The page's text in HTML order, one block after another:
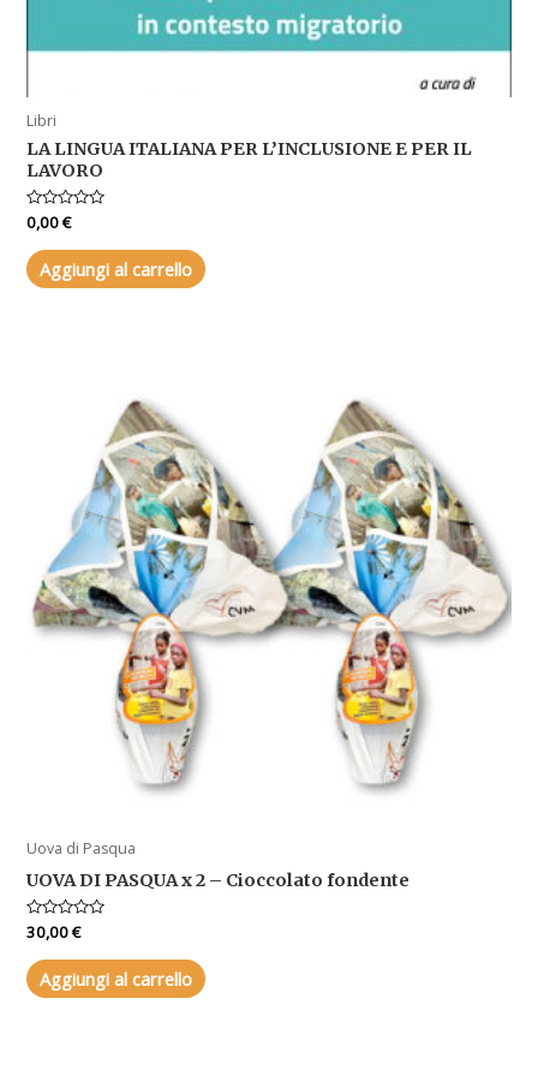
Libri
LA LINGUA ITALIANA PER L’INCLUSIONE E PER IL
LAVORO
Valutato
0
su
5
0,00€
Aggiungi al carrello
Uova di Pasqua
UOVA DI PASQUA x 2 – Cioccolato fondente
Valutato
su
5
30,00€
Aggiungi al carrello